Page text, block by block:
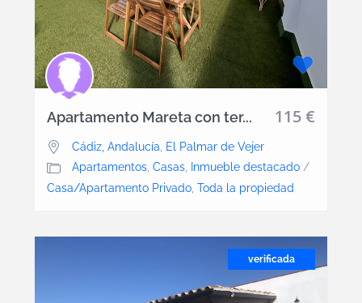
115 €
Apartamento Mareta con ter...
Cádiz, Andalucía
El Palmar de Vejer
Apartamentos, Casas, Inmueble destacado /
Casa/Apartamento Privado Toda la propiedad
verificada